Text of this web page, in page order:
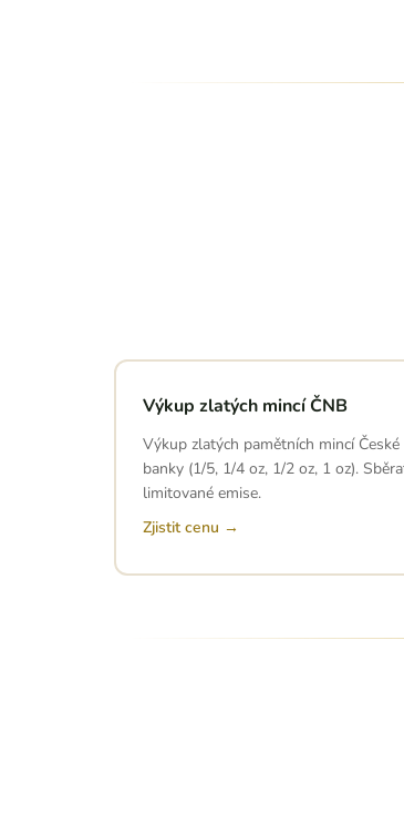
Výkup zlatých mincí ČNB
Výkup zlatých pamětních mincí
banky (1/5, 1/4 oz, 1/2 oz, 1 oz).
limitované emise.
Zjistit cenu →